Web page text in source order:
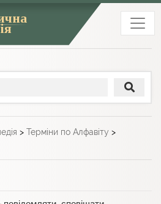
> Терміни по Алфавіту >